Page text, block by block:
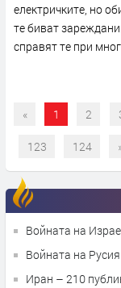
електричките, но
те биват
справят те при
« 1 2
123 124
Войната на
Иран
– 210